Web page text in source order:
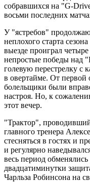
собравшихся на "G-
восьми последних
У "ястребов"
неплохого старта
выезде проиграл
непростые победы над
голевую перестрелку с
в овертайме. От первой
болельщики были
настроя. Но, к
этот вечер.
"Трактор",
главного тренера
стесняться в гостях и
и регулярно
весь период
двадцатиминутки
Чарльза Робинсона на